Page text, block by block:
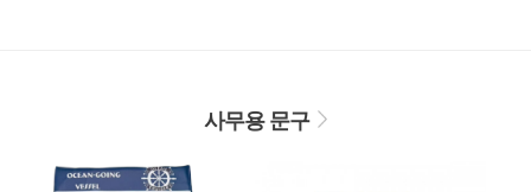
사무용 문구